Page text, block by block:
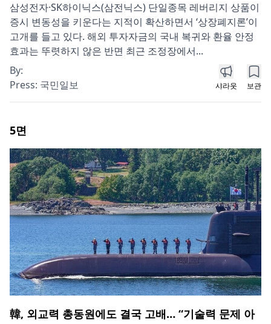
삼성전자·SK하이닉스(삼전닉스) 단일종목 레버리지 상품이
증시 변동성을 키운다는 지적이 확산하면서 ‘상장폐지론’이
고개를 들고 있다. 해외 투자자금의 국내 복귀와 환율 안정
효과는 뚜렷하지 않은 반면 최근 조정장에서...
By:
Press: 국민일보 샤라웃 보관
5면
韓, 외교력 총동원에도 결국 고배… “기술력 문제 아